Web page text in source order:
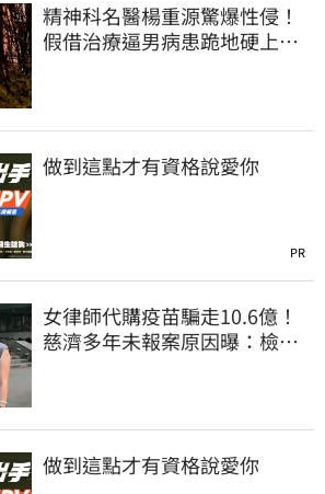
精神科名醫楊重源驚爆性侵！
假借治療逼男病患跪地硬上…
做到這點才有資格說愛你
PR
女律師代購疫苗騙走10.6億！
慈濟多年未報案原因曝：檢警
做到這點才有資格說愛你